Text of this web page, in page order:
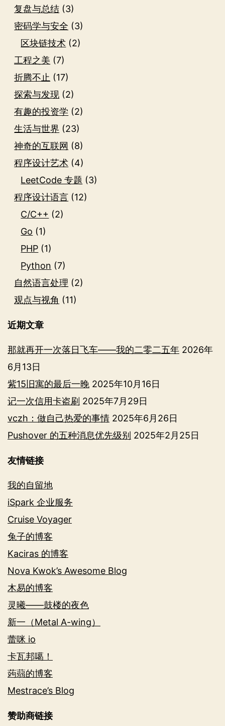
复盘与总结 (3)
密码学与安全 (3)
区块链技术 (2)
工程之美 (7)
折腾不止 (17)
探索与发现 (2)
有趣的投资学 (2)
生活与世界 (23)
神奇的互联网 (8)
程序设计艺术 (4)
LeetCode 专题 (3)
程序设计语言 (12)
C/C++ (2)
Go (1)
PHP (1)
Python (7)
自然语言处理 (2)
观点与视角 (11)
近期文章
那就再开一次落日飞车——我的二零二五年 2026年
6月13日
紫15旧寓的最后一晚 2025年10月16日
记一次信用卡盗刷 2025年7月29日
vczh：做自己热爱的事情 2025年6月26日
Pushover 的五种消息优先级别 2025年2月25日
友情链接
我的自留地
iSpark 企业服务
Cruise Voyager
兔子的博客
Kaciras 的博客
Nova Kwok’s Awesome Blog
木易的博客
灵曦——鼓楼的夜色
新一（Metal A-wing）
蕾咪 io
卡瓦邦噶！
蒟蒻的博客
Mestrace’s Blog
赞助商链接